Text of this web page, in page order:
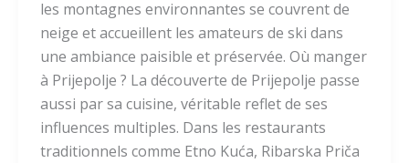
les montagnes environnantes se couvrent de
neige et accueillent les amateurs de ski dans
une ambiance paisible et préservée. Où manger
à Prijepolje ? La découverte de Prijepolje passe
aussi par sa cuisine, véritable reflet de ses
influences multiples. Dans les restaurants
traditionnels comme Etno Kuća, Ribarska Priča